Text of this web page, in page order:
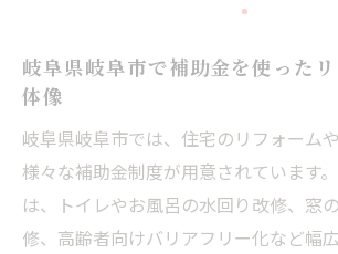
補助金を利用した住まい改善
流れ
岐阜県 リフォーム補助金の
2026年の補助金動向も見据
イント
岐阜県岐阜市で補助金を使っ
岐阜県岐阜市で補助金を使った
体像
岐阜県岐阜市では、住宅のリフォーム
様々な補助金制度が用意されています
は、トイレやお風呂の水回り改修、窓
修、高齢者向けバリアフリー化など幅